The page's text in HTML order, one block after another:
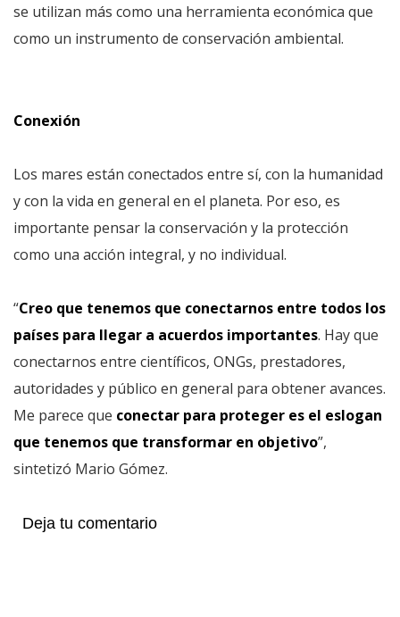
se utilizan más como una herramienta económica que
como un instrumento de conservación ambiental.
Conexión
Los mares están conectados entre sí, con la humanidad
y con la vida en general en el planeta. Por eso, es
importante pensar la conservación y la protección
como una acción integral, y no individual.
“Creo que tenemos que conectarnos entre todos los
países para llegar a acuerdos importantes. Hay que
conectarnos entre científicos, ONGs, prestadores,
autoridades y público en general para obtener avances.
Me parece que conectar para proteger es el eslogan
que tenemos que transformar en objetivo”,
sintetizó Mario Gómez.
Deja tu comentario